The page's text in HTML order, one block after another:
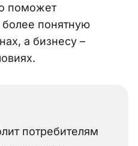
поможет
более понятную
а бизнесу –
потребителям